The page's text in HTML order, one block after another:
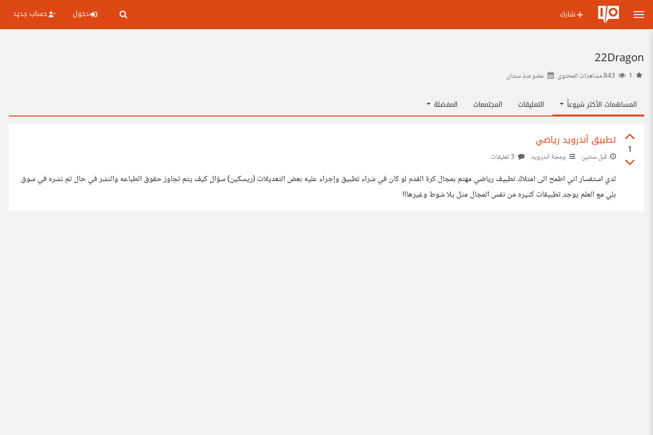
شارك دخول حساب جديد
22Dragon
عضو منذسنتان
المساهمات الأكثر شيوعاً التعليقات المجتمعات المفضلة
1
تطبيق أندرويد رياضي
قبل سنتين برمجة أندرويد
لدي استفسار اني اطمح الى امتلاك تطبيف رياضي مهتم بمجال كرة القدم لو كان في شراء تطبيق وإجراء عليه بعض التعديلات (ريسكين) سؤال كيف يتم تجاوز حقوق الطباعه والنشر في حال تم نشره في سوق
بلي مع العلم يوجد تطبيقات كثيره من نفس المجال مثل يلا شوط وغيرهااا